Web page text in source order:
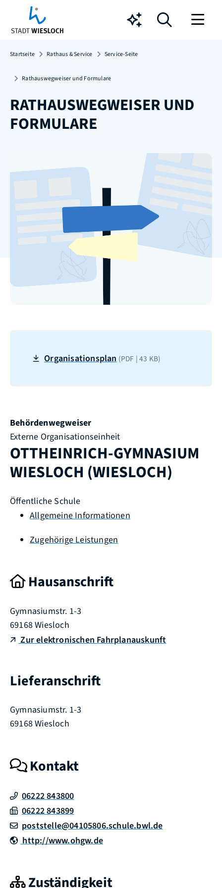
Chatbot
Startseite Rathaus & Service Service-Seite
Rathauswegweiser und Formulare
RATHAUSWEGWEISER UND
FORMULARE
Organisationsplan(PDF | 43 KB)
Behördenwegweiser
Externe Organisationseinheit
OTTHEINRICH-GYMNASIUM
WIESLOCH (WIESLOCH)
Öffentliche Schule
Allgemeine Informationen
Zugehörige Leistungen
Hausanschrift
Gymnasiumstr. 1-3
69168Wiesloch
Zur elektronischen Fahrplanauskunft
Lieferanschrift
Gymnasiumstr. 1-3
69168Wiesloch
Kontakt
06222 843800
06222 843899
poststelle@04105806.schule.bwl.de
http://www.ohgw.de
Zuständigkeit